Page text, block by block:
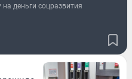
деньги соцразвития